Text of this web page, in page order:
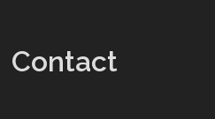
Contact